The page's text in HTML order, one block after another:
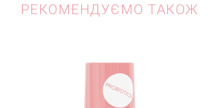
РЕКОМЕНДУЄМО ТАКОЖ